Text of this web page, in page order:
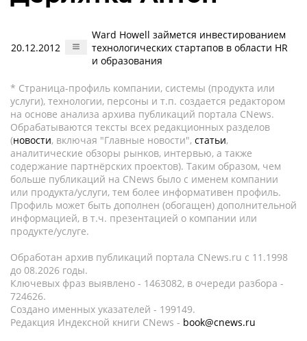
20.12.2012
Ward Howell займется инвестированием
технологических стартапов в области HR
и образования
* Страница-профиль компании, системы (продукта или
услуги), технологии, персоны и т.п. создается редактором
на основе анализа архива публикаций портала CNews.
Обрабатываются тексты всех редакционных разделов
(новости, включая "Главные новости", статьи,
аналитические обзоры рынков, интервью, а также
содержание партнёрских проектов). Таким образом, чем
больше публикаций на CNews было с именем компании
или продукта/услуги, тем более информативен профиль.
Профиль может быть дополнен (обогащен) дополнительной
информацией, в т.ч. презентацией о компании или
продукте/услуге.
Обработан архив публикаций портала CNews.ru c 11.1998
до 08.2026 годы.
Ключевых фраз выявлено - 1463082, в очереди разбора -
724626.
Создано именных указателей - 199149.
Редакция Индексной книги CNews - book@cnews.ru